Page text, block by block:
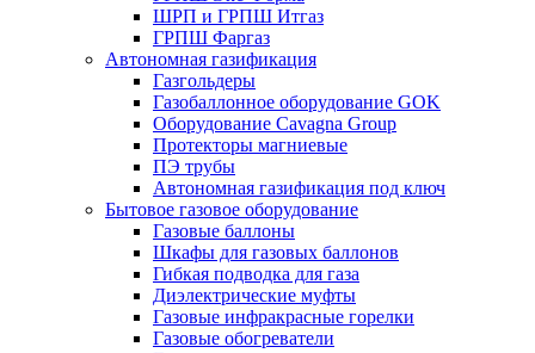
ШРП и ГРПШ Итгаз
ГРПШ Фаргаз
Автономная газификация
Газгольдеры
Газобаллонное оборудование GOK
Оборудование Cavagna Group
Протекторы магниевые
ПЭ трубы
Автономная газификация под ключ
Бытовое газовое оборудование
Газовые баллоны
Шкафы для газовых баллонов
Гибкая подводка для газа
Диэлектрические муфты
Газовые инфракрасные горелки
Газовые обогреватели